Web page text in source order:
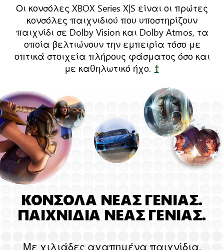
μια
τηλεόραση.
Κινούμενα
ηχητικά
κύματα
αντανακλώνται
δωμάτιο,
απεικονίζοντας
τον
τρισδιάστατο
χωρικό
Οι κονσόλες XBOX Series X|S είναι οι πρώτες
κονσόλες παιχνιδιού που υποστηρίζουν
παιχνίδι σε Dolby Vision και Dolby Atmos, τα
οποία βελτιώνουν την εμπειρία τόσο με
οπτικά στοιχεία πλήρους φάσματος όσο και
με καθηλωτικό ήχο. †
ΚΟΝΣΟΛΑ ΝΕΑΣ ΓΕΝΙΑΣ.
ΠΑΙΧΝΙΔΙΑ ΝΕΑΣ ΓΕΝΙΑΣ.
Με χιλιάδες αγαπημένα παιχνίδια,